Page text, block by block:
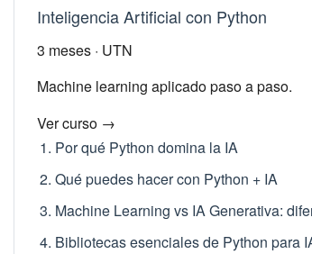
Inteligencia Artificial con Python
3 meses · UTN
Machine learning aplicado paso a paso.
Ver curso →
Por qué Python domina la IA
Qué puedes hacer con Python + IA
Machine Learning vs IA Generativa:
Bibliotecas esenciales de Python para